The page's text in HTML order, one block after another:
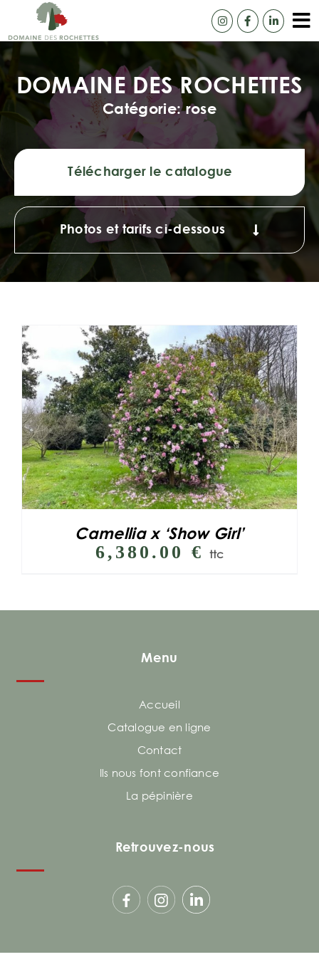
contenu
DOMAINE DES ROCHETTES
Catégorie: rose
Télécharger le catalogue
Photos et tarifs ci-dessous
Camellia x ‘Show Girl’
6,380.00 € ttc
Menu
Accueil
Catalogue en ligne
Contact
Ils nous font confiance
La pépinière
Retrouvez-nous